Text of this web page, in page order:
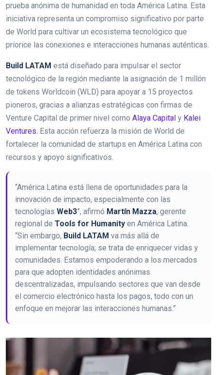
prueba anónima de humanidad en toda América Latina. Esta
iniciativa representa un compromiso significativo por parte
de World para cultivar un ecosistema tecnológico que
priorice las conexiones e interacciones humanas auténticas.
Build LATAM está diseñado para impulsar el sector
tecnológico de la región mediante la asignación de 1 millón
de tokens Worldcoin (WLD) para apoyar a 15 proyectos
pioneros, gracias a alianzas estratégicas con firmas de
Venture Capital de primer nivel como Alaya Capital y Kalei
Ventures . Esta acción refuerza la misión de World de
fortalecer la comunidad de startups en América Latina con
recursos y apoyo significativos.
“América Latina está llena de oportunidades para la
innovación de impacto, especialmente con las
tecnologías Web3”, afirmó Martín Mazza, gerente
regional de Tools for Humanity en América Latina.
“Sin embargo, Build LATAM va más allá de
implementar tecnología; se trata de enriquecer vidas y
comunidades. Estamos empoderando a los mercados
para que adopten identidades anónimas
descentralizadas, impulsando sectores que van desde
el comercio electrónico hasta los pagos, todo con un
enfoque en mejorar las interacciones humanas.”